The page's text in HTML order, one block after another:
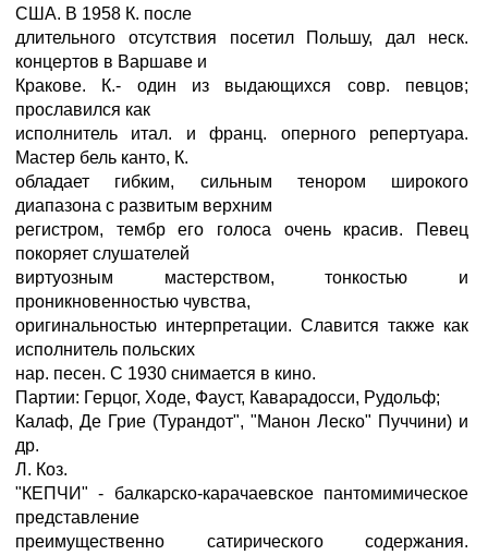
США. В 1958 К. после
длительного отсутствия посетил Польшу, дал неск.
концертов в Варшаве и
Кракове. К.- один из выдающихся совр. певцов;
прославился как
исполнитель итал. и франц. оперного репертуара.
Мастер бель канто, К.
обладает гибким, сильным тенором широкого
диапазона с развитым верхним
регистром, тембр его голоса очень красив. Певец
покоряет слушателей
виртуозным мастерством, тонкостью и
проникновенностью чувства,
оригинальностью интерпретации. Славится также как
исполнитель польских
нар. песен. С 1930 снимается в кино.
Партии: Герцог, Ходе, Фауст, Каварадосси, Рудольф;
Калаф, Де Грие (Турандот", "Манон Леско" Пуччини) и
др.
Л. Коз.
"КЕПЧИ" - балкарско-карачаевское пантомимическое
представление
преимущественно сатирического содержания.